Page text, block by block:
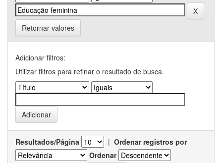
Retornar valores
Adicionar filtros:
Utilizar filtros para refinar o resultado de busca.
Resultados/Página | Ordenar registros por
Ordenar